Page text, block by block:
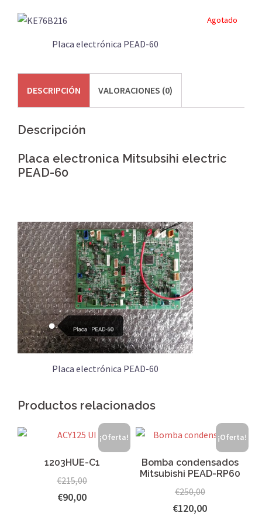
Placa electrónica PEAD-60
Agotado
DESCRIPCIÓN VALORACIONES (0)
Descripción
Placa electronica Mitsubsihi electric
PEAD-60
Placa electrónica PEAD-60
Productos relacionados
¡Oferta!
1203HUE-C1
€215,00
€90,00
¡Oferta!
Bomba condensados
Mitsubishi PEAD-RP60
€250,00
€120,00